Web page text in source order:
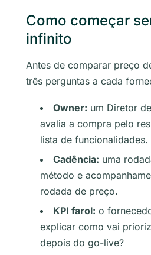
Como começar
infinito
Antes de comparar preço
três perguntas a cada
Owner: um Diretor
avalia a compra pelo
lista de funcionalidades.
Cadência: uma
método e
rodada de preço.
KPI farol: o
explicar como vai
depois do go-live?